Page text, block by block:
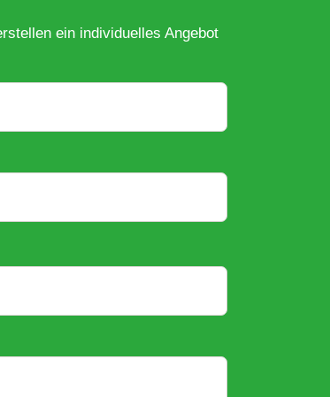
ein individuelles Angebot